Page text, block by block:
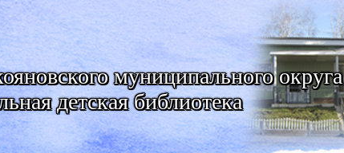
муниципального округа
детская библиотека